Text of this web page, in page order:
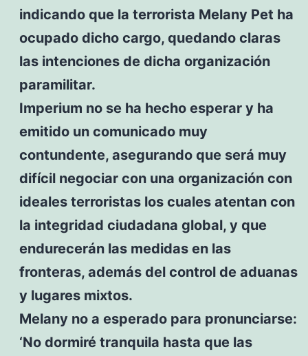
indicando que la terrorista Melany Pet ha
ocupado dicho cargo, quedando claras
las intenciones de dicha organización
paramilitar.
Imperium no se ha hecho esperar y ha
emitido un comunicado muy
contundente, asegurando que será muy
difícil negociar con una organización con
ideales terroristas los cuales atentan con
la integridad ciudadana global, y que
endurecerán las medidas en las
fronteras, además del control de aduanas
y lugares mixtos.
Melany no a esperado para pronunciarse:
‘No dormiré tranquila hasta que las